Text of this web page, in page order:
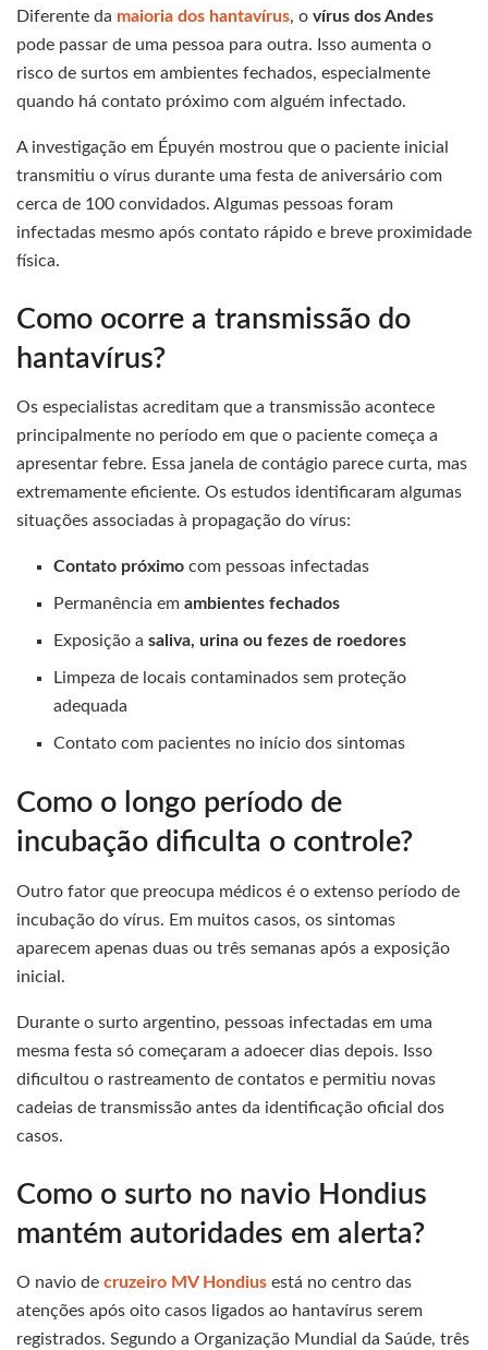
Diferente da maioria dos hantavírus, o vírus dos Andes
pode passar de uma pessoa para outra. Isso aumenta o
risco de surtos em ambientes fechados, especialmente
quando há contato próximo com alguém infectado.
A investigação em Épuyén mostrou que o paciente inicial
transmitiu o vírus durante uma festa de aniversário com
cerca de 100 convidados. Algumas pessoas foram
infectadas mesmo após contato rápido e breve proximidade
física.
Como ocorre a transmissão do
hantavírus?
Os especialistas acreditam que a transmissão acontece
principalmente no período em que o paciente começa a
apresentar febre. Essa janela de contágio parece curta, mas
extremamente eficiente. Os estudos identificaram algumas
situações associadas à propagação do vírus:
Contato próximo com pessoas infectadas
Permanência emambientes fechados
Exposição asaliva, urina ou fezes de roedores
Limpeza de locais contaminados sem proteção
adequada
Contato com pacientes no início dos sintomas
Como o longo período de
incubação dificulta o controle?
Outro fator que preocupa médicos é o extenso período de
incubação do vírus. Em muitos casos, os sintomas
aparecem apenas duas ou três semanas após a exposição
inicial.
Durante o surto argentino, pessoas infectadas em uma
mesma festa só começaram a adoecer dias depois. Isso
dificultou o rastreamento de contatos e permitiu novas
cadeias de transmissão antes da identificação oficial dos
casos.
Como o surto no navio Hondius
mantém autoridades em alerta?
O navio de cruzeiro MV Hondius está no centro das
atenções após oito casos ligados ao hantavírus serem
registrados. Segundo a Organização Mundial da Saúde, três